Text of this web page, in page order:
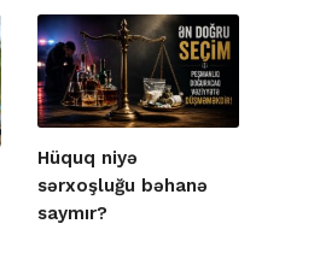
Hüquq niyə
sərxoşluğu bəhanə
saymır?